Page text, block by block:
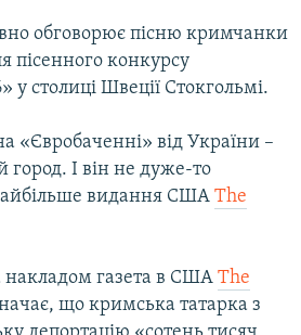
обговорює пісню кримчанки
пісенного конкурсу
у столиці Швеції Стокгольмі.
«Євробаченні» від України –
город. І він не дуже-то
видання США The
накладом газета в США The
що кримська татарка з